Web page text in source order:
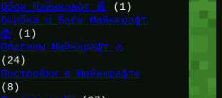
Обои Майнкрафт 📔
(1)
Ошибки и Баги Майнкрафт
🐞(1)
Плагины Майнкрафт ♨️
(24)
Постройки в Майнкрафте
(8)